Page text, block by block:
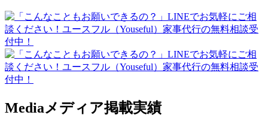
Mediaメディア掲載実績